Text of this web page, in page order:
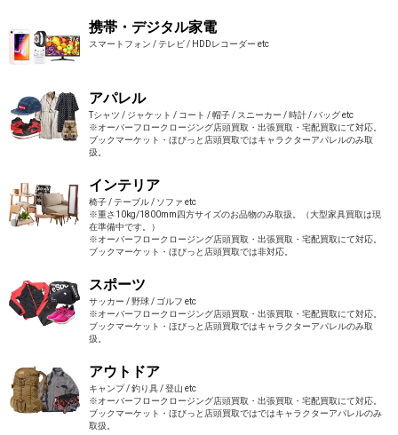
携帯・デジタル家電
スマートフォン / テレビ / HDDレコーダー etc
アパレル
Tシャツ / ジャケット / コート / 帽子 / スニーカー / 時計 / バッグ etc
※オーバーフロークロージング店頭買取・出張買取・宅配買取にて対応。
ブックマーケット・ほびっと店頭買取ではキャラクターアパレルのみ取
扱。
インテリア
椅子 / テーブル / ソファ etc
※重さ10kg/1800mm四方サイズのお品物のみ取扱。（大型家具買取は現
在準備中です。）
※オーバーフロークロージング店頭買取・出張買取・宅配買取にて対応。
ブックマーケット・ほびっと店頭買取では非対応。
スポーツ
サッカー / 野球 / ゴルフ etc
※オーバーフロークロージング店頭買取・出張買取・宅配買取にて対応。
ブックマーケット・ほびっと店頭買取ではキャラクターアパレルのみ取
扱。
アウトドア
キャンプ / 釣り具 / 登山 etc
※オーバーフロークロージング店頭買取・出張買取・宅配買取にて対応。
ブックマーケット・ほびっと店頭買取ではではキャラクターアパレルのみ
取扱。